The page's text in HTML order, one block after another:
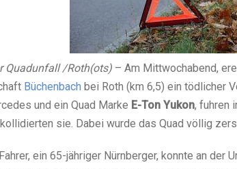
Quadunfall /Roth(ots) – Am Mittwochabend,
Büchenbach bei Roth (km 6,5) ein tödlicher
und ein Quad Marke E-Ton Yukon, fuhren
sie. Dabei wurde das Quad völlig
ein 65-jähriger Nürnberger, konnte an